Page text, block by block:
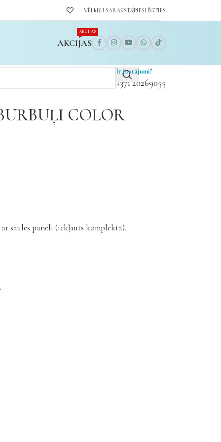
VĒLMJU SARAKSTSPIESLĒGTIES
AKCIJAS
AKCIJAS
Ir jautājumi?
+371 20269055
COLOR
saules paneli (iekļauts komplektā).